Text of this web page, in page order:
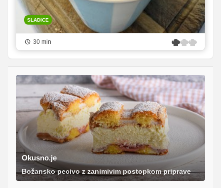
SLADICE
30 min
Okusno.je
Božansko pecivo z zanimivim postopkom priprave